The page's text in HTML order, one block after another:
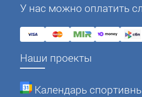
У нас можно оплатить
Наши проекты
Календарь